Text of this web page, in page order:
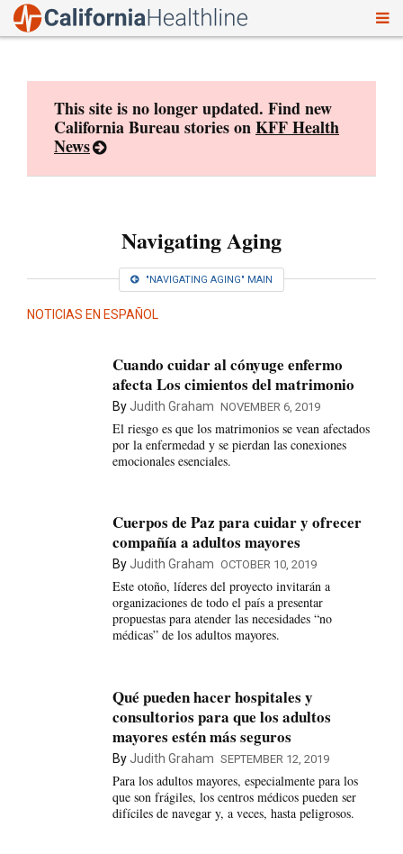
This site is no longer updated. Find new
California Bureau stories onKFF Health
News
Navigating Aging
"NAVIGATING AGING" MAIN
NOTICIAS EN ESPAÑOL
Cuando cuidar al cónyuge enfermo
afecta Los cimientos del matrimonio
ByJudith Graham NOVEMBER 6, 2019
El riesgo es que los matrimonios se vean afectados
por la enfermedad y se pierdan las conexiones
emocionales esenciales.
Cuerpos de Paz para cuidar y ofrecer
compañía a adultos mayores
ByJudith Graham OCTOBER 10, 2019
Este otoño, líderes del proyecto invitarán a
organizaciones de todo el país a presentar
propuestas para atender las necesidades “no
médicas” de los adultos mayores.
Qué pueden hacer hospitales y
consultorios para que los adultos
mayores estén más seguros
ByJudith Graham SEPTEMBER 12, 2019
Para los adultos mayores, especialmente para los
que son frágiles, los centros médicos pueden ser
difíciles de navegar y, a veces, hasta peligrosos.